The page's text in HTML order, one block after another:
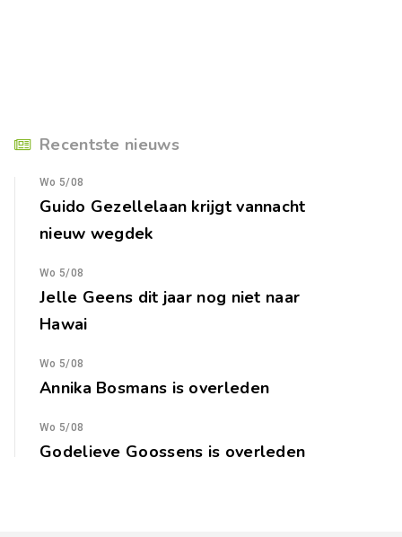
Recentste nieuws
Wo 5/08
Guido Gezellelaan krijgt vannacht
nieuw wegdek
Wo 5/08
Jelle Geens dit jaar nog niet naar
Hawai
Wo 5/08
Annika Bosmans is overleden
Wo 5/08
Godelieve Goossens is overleden